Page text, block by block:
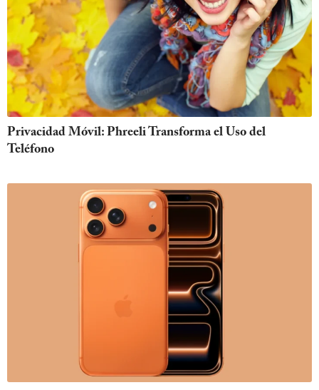
Privacidad Móvil: Phreeli Transforma el Uso del
Teléfono